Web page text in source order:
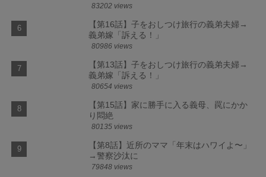
83202 views
【第16話】子をおしつけ旅行の義弟夫婦→
義弟嫁「訴える！」
80986 views
【第13話】子をおしつけ旅行の義弟夫婦→
義弟嫁「訴える！」
80654 views
【第15話】家に勝手に入る義母、罠にかか
り悶絶
80135 views
【第8話】近所のママ「年末はハワイよ〜」
→警察沙汰に
79848 views